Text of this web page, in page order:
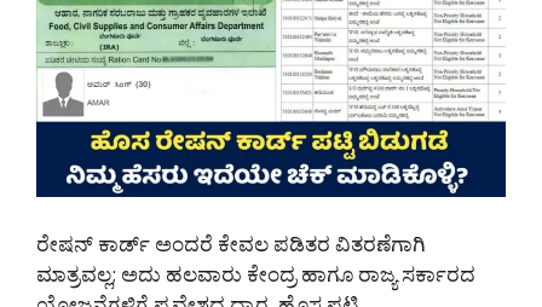
ರೇಷನ್ ಕಾರ್ಡ್ ಅಂದರೆ ಕೇವಲ ಪಡಿತರ ವಿತರಣೆಗಾಗಿ
ಮಾತ್ರವಲ್ಲ; ಅದು ಹಲವಾರು ಕೇಂದ್ರ ಹಾಗೂ ರಾಜ್ಯ ಸರ್ಕಾರದ